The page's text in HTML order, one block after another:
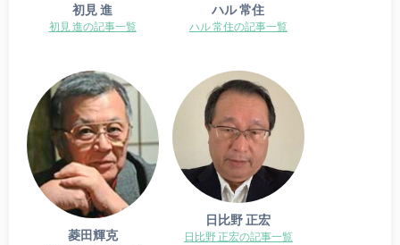
初見 進
初見 進の記事一覧
ハル 常住
ハル 常住の記事一覧
菱田輝克
日比野 正宏
日比野 正宏の記事一覧